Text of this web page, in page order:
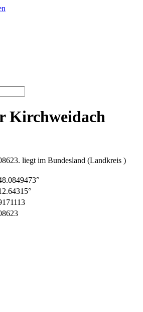
Kirchweidach
liegt im Bundesland (Landkreis )